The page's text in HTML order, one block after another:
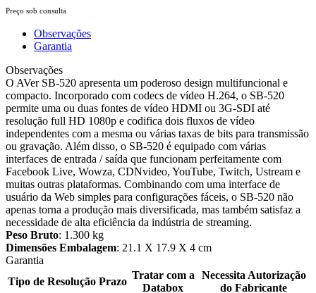
Preço sob consulta
Observações
Garantia
Observações
O AVer SB-520 apresenta um poderoso design multifuncional e
compacto. Incorporado com codecs de vídeo H.264, o SB-520
permite uma ou duas fontes de vídeo HDMI ou 3G-SDI até
resolução full HD 1080p e codifica dois fluxos de vídeo
independentes com a mesma ou várias taxas de bits para transmissão
ou gravação. Além disso, o SB-520 é equipado com várias
interfaces de entrada / saída que funcionam perfeitamente com
Facebook Live, Wowza, CDNvideo, YouTube, Twitch, Ustream e
muitas outras plataformas. Combinando com uma interface de
usuário da Web simples para configurações fáceis, o SB-520 não
apenas torna a produção mais diversificada, mas também satisfaz a
necessidade de alta eficiência da indústria de streaming.
Peso Bruto: 1.300 kg
Dimensões Embalagem: 21.1 X 17.9 X 4 cm
Garantia
Tipo de Resolução Prazo
Tratar com a
Databox
Necessita Autorização
do Fabricante